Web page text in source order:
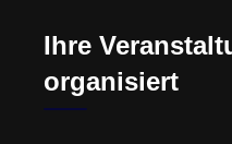
Ihre
organisiert